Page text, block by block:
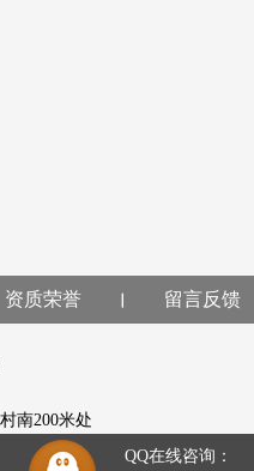
资质荣誉 留言反馈
南200米处
QQ在线咨询：